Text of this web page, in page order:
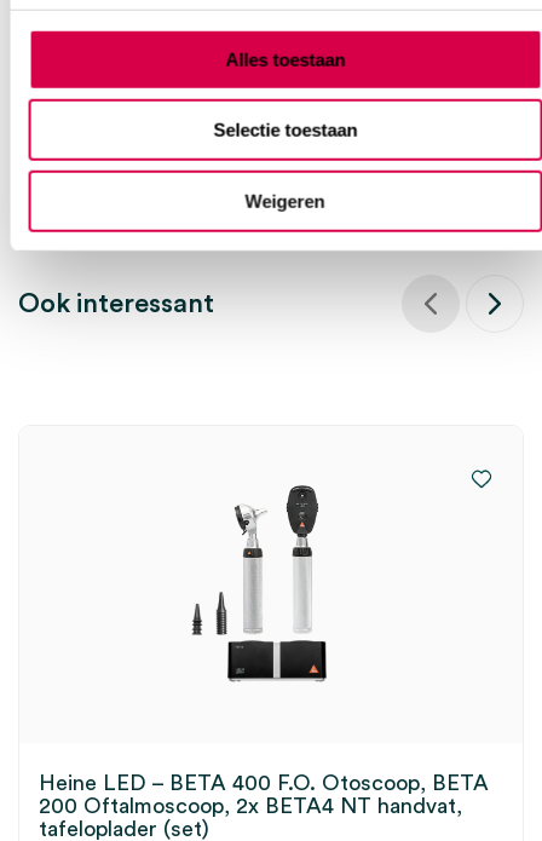
Alles toestaan
Selectie toestaan
Weigeren
08:30 tot 17:00
Ook interessant
Heine LED – BETA 400 F.O. Otoscoop, BETA
200 Oftalmoscoop, 2x BETA4 NT handvat,
tafeloplader (set)